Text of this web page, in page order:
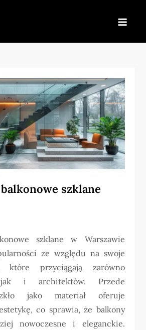
szklane
szklane w Warszawie
ze względu na swoje
które przyciągają zarówno
jak i architektów. Przede
jako materiał oferuje
co sprawia, że balkony
nowoczesne i eleganckie.